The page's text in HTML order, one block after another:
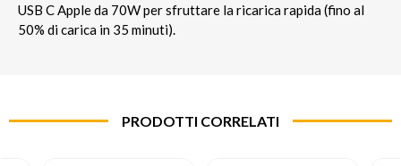
USB C Apple da 70W per sfruttare la ricarica rapida (fino al
50% di carica in 35 minuti).
PRODOTTI CORRELATI